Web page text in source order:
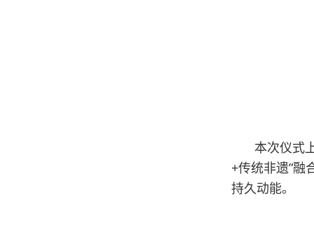
本次仪式
+传统非遗”融
持久动能。